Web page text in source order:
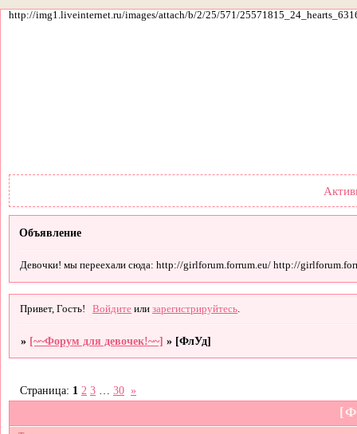
http://img1.liveinternet.ru/images/attach/b/2/25/571/
Объявление
Девочки! мы переехали сюда: http://girlforum.forrum.eu/ http://
Привет, Гость! Войдите илизарегистрируйтесь
» [~~Форум для девочек!~~] » [ФлУд]
Страница: 1 2 3 30 »